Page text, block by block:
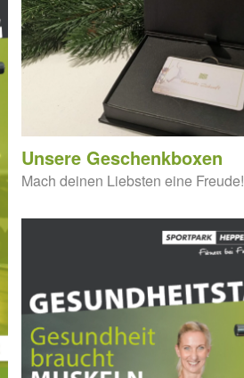
Unsere Geschenkboxen
Mach deinen Liebsten eine Freude!